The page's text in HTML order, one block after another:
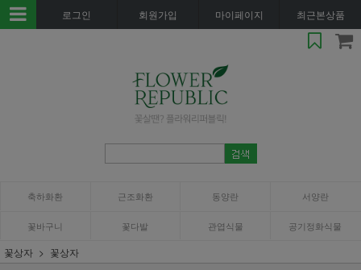
로그인 회원가입 마이페이지 최근본상품
축하화환 근조화환 동양란 서양란
꽃바구니 꽃다발 관엽식물 공기정화식물
꽃상자 꽃상자